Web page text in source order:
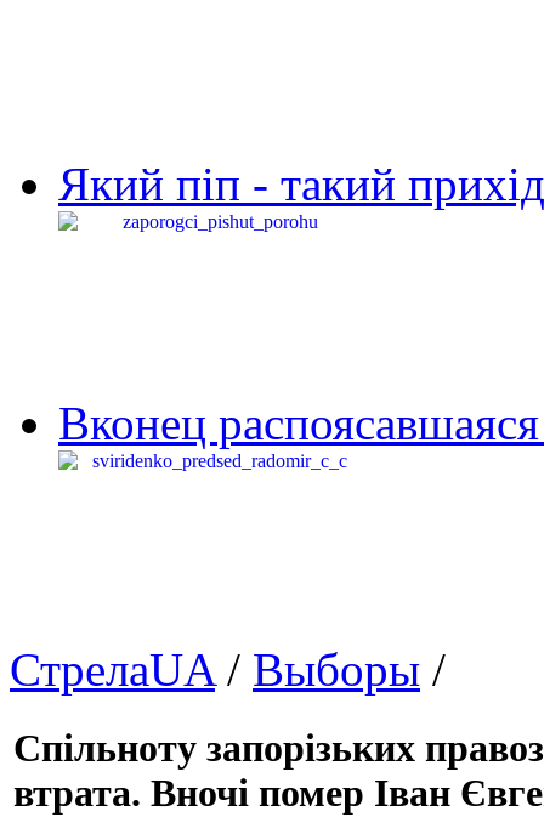
Який піп - такий
Вконец
СтрелаUA/ Выборы /
Спільноту запорізьких
втрата. Вночі помер Іван